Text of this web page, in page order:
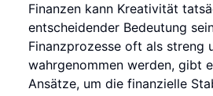
Finanzen kann Kreativität
entscheidender Bedeutung
Finanzprozesse oft als streng
wahrgenommen werden, gibt
Ansätze, um die finanzielle